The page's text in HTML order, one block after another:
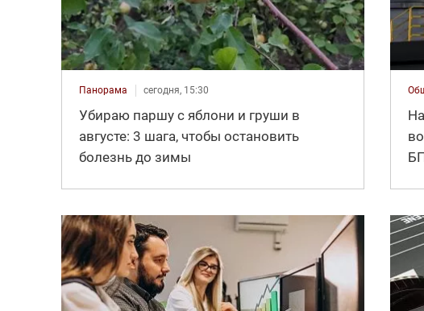
Панорама сегодня, 15:30
Убираю паршу с яблони и груши в
августе: 3 шага, чтобы остановить
болезнь до зимы